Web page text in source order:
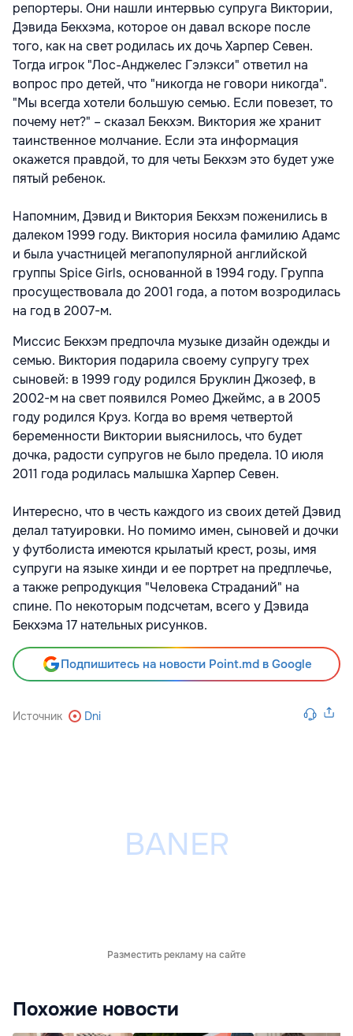
репортеры. Они нашли интервью супруга Виктории,
Дэвида Бекхэма, которое он давал вскоре после
того, как на свет родилась их дочь Харпер Севен.
Тогда игрок "Лос-Анджелес Гэлэкси" ответил на
вопрос про детей, что "никогда не говори никогда".
"Мы всегда хотели большую семью. Если повезет, то
почему нет?" – сказал Бекхэм. Виктория же хранит
таинственное молчание. Если эта информация
окажется правдой, то для четы Бекхэм это будет уже
пятый ребенок.
Напомним, Дэвид и Виктория Бекхэм поженились в
далеком 1999 году. Виктория носила фамилию Адамс
и была участницей мегапопулярной английской
группы Spice Girls, основанной в 1994 году. Группа
просуществовала до 2001 года, а потом возродилась
на год в 2007-м.
Миссис Бекхэм предпочла музыке дизайн одежды и
семью. Виктория подарила своему супругу трех
сыновей: в 1999 году родился Бруклин Джозеф, в
2002-м на свет появился Ромео Джеймс, а в 2005
году родился Круз. Когда во время четвертой
беременности Виктории выяснилось, что будет
дочка, радости супругов не было предела. 10 июля
2011 года родилась малышка Харпер Севен.
Интересно, что в честь каждого из своих детей Дэвид
делал татуировки. Но помимо имен, сыновей и дочки
у футболиста имеются крылатый крест, розы, имя
супруги на языке хинди и ее портрет на предплечье,
а также репродукция "Человека Страданий" на
спине. По некоторым подсчетам, всего у Дэвида
Бекхэма 17 нательных рисунков.
Подпишитесь на новости Point.md в Google
Источник Dni
Разместить рекламу на сайте
Похожие новости